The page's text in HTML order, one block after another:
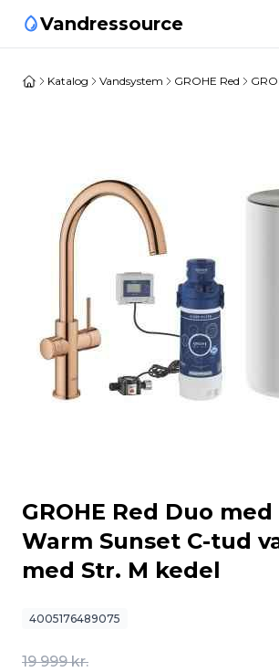
Vandressource
Katalog Vandsystem GROHE Red
GROHE Red Duo
Warm Sunset C-tud
med Str. M kedel
4005176489075
19 999 kr.